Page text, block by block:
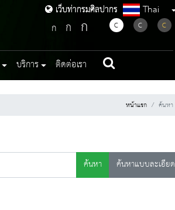
เว็บท่ากรมศิลปากร
เว็บท่ากรมศิลปากร Thai
ก ก ก C C C
บริการ ติดต่อเรา
หน้าแรก ค้นหา
ค้นหา
ค้นหาแบบละเอียด